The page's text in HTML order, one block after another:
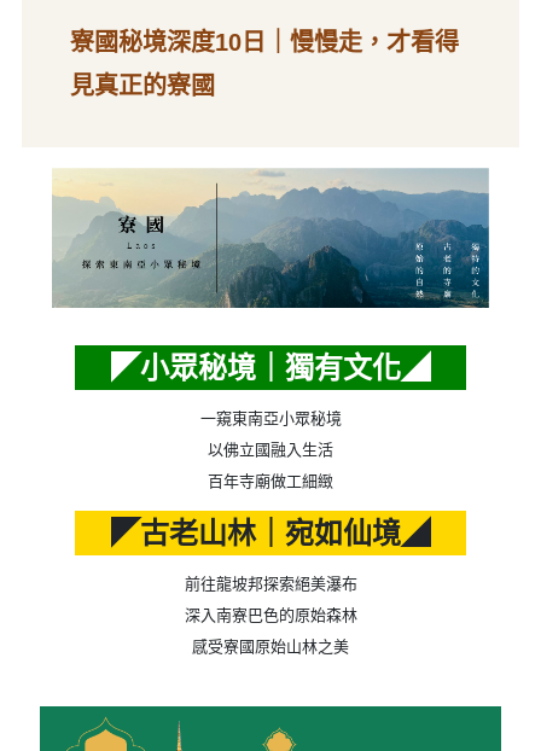
寮國秘境深度10日｜慢慢走，才看得
見真正的寮國
◤小眾秘境｜獨有文化◢
一窺東南亞小眾秘境
以佛立國融入生活
百年寺廟做工細緻
◤古老山林｜宛如仙境◢
前往龍坡邦探索絕美瀑布
深入南寮巴色的原始森林
感受寮國原始山林之美